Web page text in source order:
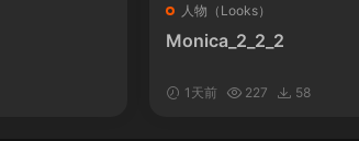
人物（Looks）
Monica_2_2_2
1天前 227 58